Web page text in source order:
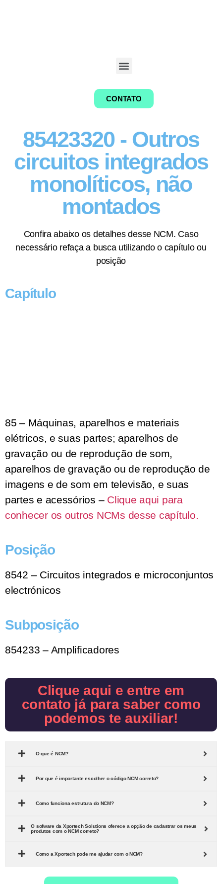
CONTATO
85423320 - Outros
circuitos integrados
monolíticos, não
montados
Confira abaixo os detalhes desse NCM. Caso
necessário refaça a busca utilizando o capítulo ou
posição
Capítulo
85 – Máquinas, aparelhos e materiais
elétricos, e suas partes; aparelhos de
gravação ou de reprodução de som,
aparelhos de gravação ou de reprodução de
imagens e de som em televisão, e suas
partes e acessórios – Clique aqui para
conhecer os outros NCMs desse capítulo.
Posição
8542 – Circuitos integrados e microconjuntos
electrónicos
Subposição
854233 – Amplificadores
Clique aqui e entre em
contato já para saber como
podemos te auxiliar!
O que é NCM?
Por que é importante escolher o código NCM correto?
Como funciona estrutura do NCM?
O sofware da Xportech Solutions oferece a opção de cadastrar os meus
produtos com o NCM correto?
Como a Xportech pode me ajudar com o NCM?